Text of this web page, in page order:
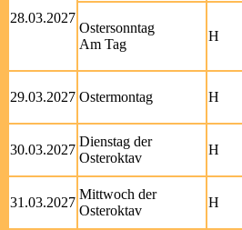
28.03.2027
Ostersonntag
Am Tag
H
29.03.2027 Ostermontag H
30.03.2027
Dienstag der
Osteroktav
H
31.03.2027
Mittwoch der
Osteroktav
H